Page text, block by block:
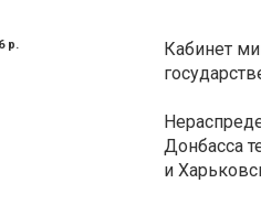
р.
Кабинет
Донбасса
и